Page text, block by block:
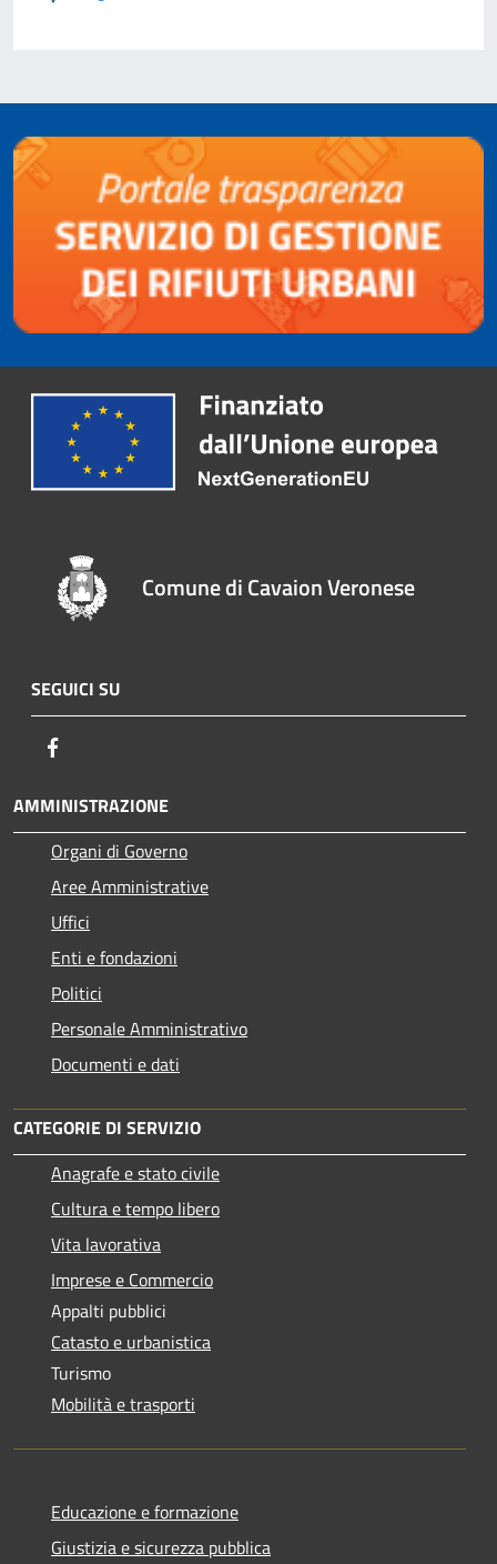
Comune di Cavaion Veronese
SEGUICI SU
AMMINISTRAZIONE
Organi di Governo
Aree Amministrative
Uffici
Enti e fondazioni
Politici
Personale Amministrativo
Documenti e dati
CATEGORIE DI SERVIZIO
Anagrafe e stato civile
Cultura e tempo libero
Vita lavorativa
Imprese e Commercio
Appalti pubblici
Catasto e urbanistica
Turismo
Mobilità e trasporti
Educazione e formazione
Giustizia e sicurezza pubblica